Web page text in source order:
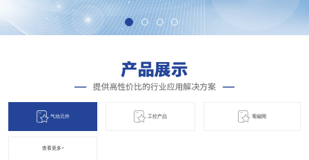
气动元件 工控产品 電磁閞
查看更多+